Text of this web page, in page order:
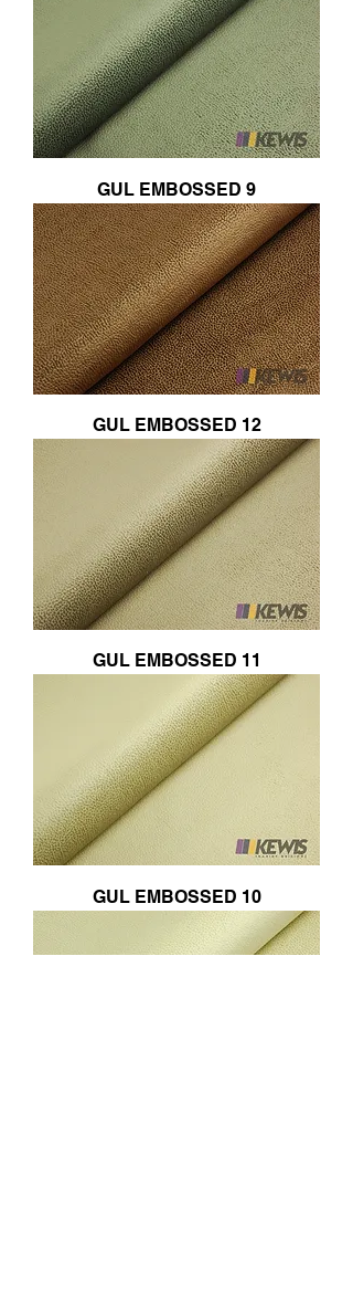
GUL EMBOSSED 9
GUL EMBOSSED 12
GUL EMBOSSED 11
GUL EMBOSSED 10